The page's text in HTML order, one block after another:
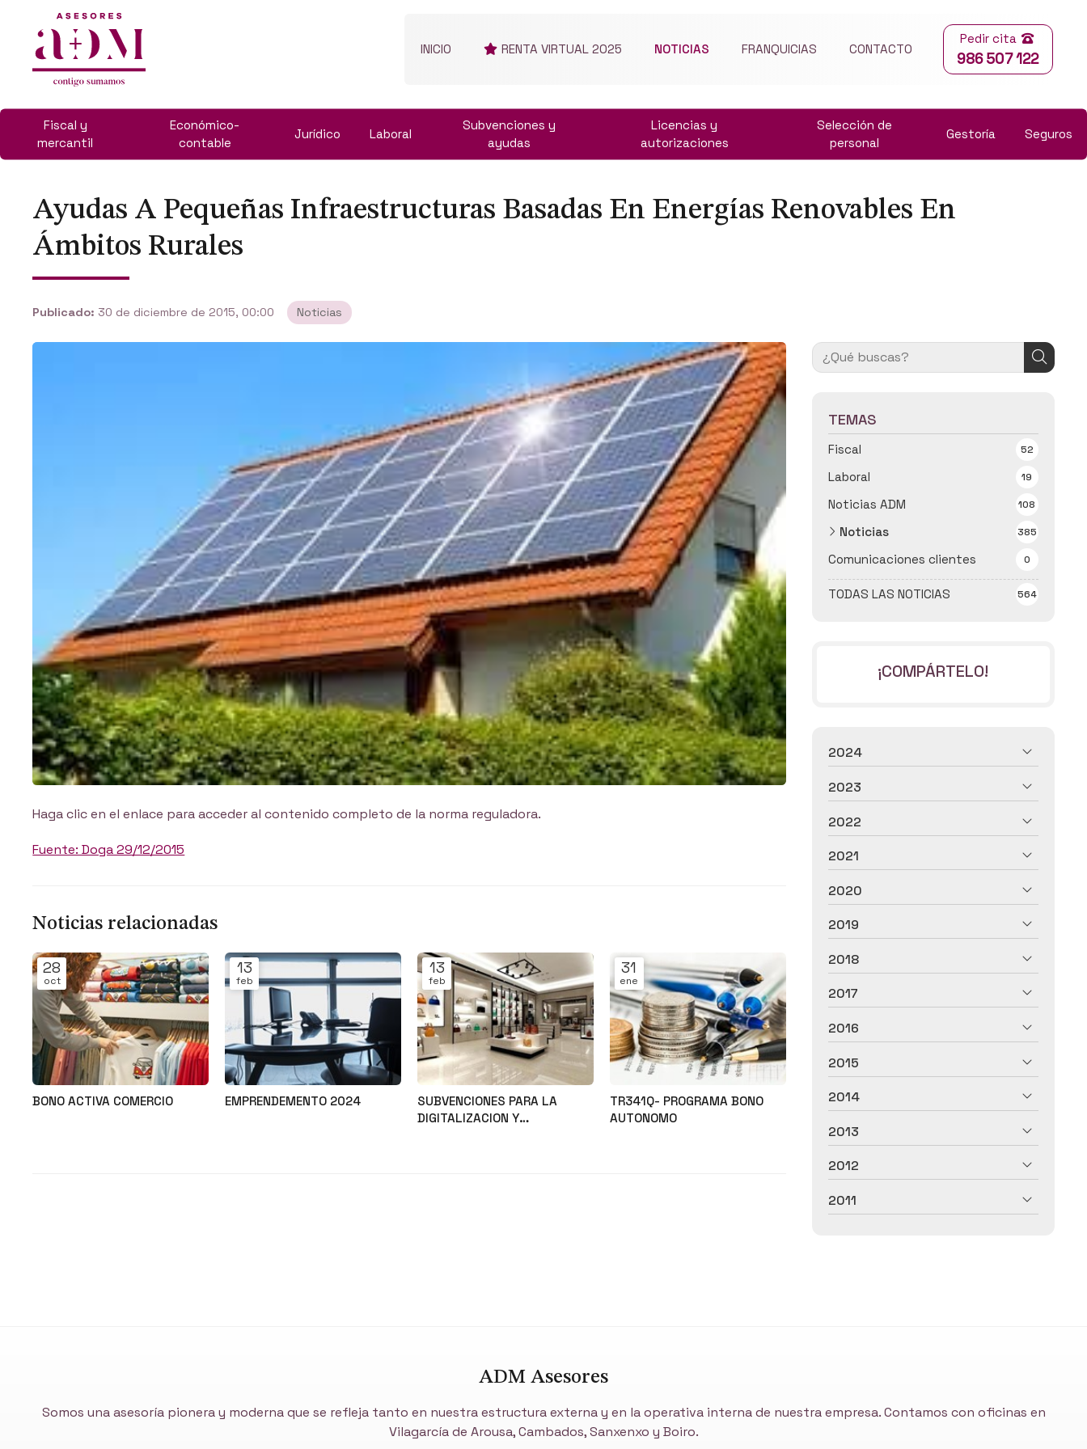
INICIO RENTA VIRTUAL 2025 NOTICIAS FRANQUICIAS CONTACTO
Pedir cita
986 507 122
Fiscal y
mercantil
Económico-
contable
Jurídico Laboral
Subvenciones y
ayudas
Licencias y
autorizaciones
Selección de
personal
Gestoría Seguros
Ayudas A Pequeñas Infraestructuras Basadas En Energías Renovables En
Ámbitos Rurales
Publicado: 30 de diciembre de 2015, 00:00 Noticias
TEMAS
TODAS LAS NOTICIAS 564
Fiscal 52
Laboral 19
Noticias ADM 108
Noticias 385
Comunicaciones clientes 0
Haga clic en el enlace para acceder al contenido completo de la norma reguladora.
Fuente: Doga 29/12/2015
Noticias relacionadas
28
oct
BONO ACTIVA COMERCIO
13
feb
EMPRENDEMENTO 2024
13
feb
SUBVENCIONES PARA LA
DIGITALIZACION Y
31
ene
TR341Q- PROGRAMA BONO
AUTONOMO
¡COMPÁRTELO!
2024
2023
2022
2021
2020
2019
2018
2017
2016
2015
2014
2013
2012
2011
ADM Asesores
Somos una asesoría pionera y moderna que se refleja tanto en nuestra estructura externa y en la operativa interna de nuestra empresa. Contamos con oficinas en
Vilagarcía de Arousa, Cambados, Sanxenxo y Boiro.